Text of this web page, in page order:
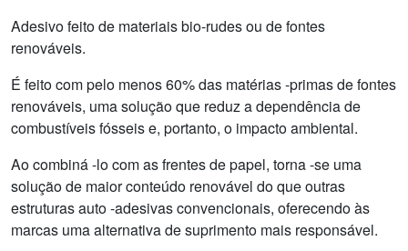
Adesivo feito de materiais bio-rudes ou de fontes
renováveis.
É feito com pelo menos 60% das matérias -primas de fontes
renováveis, uma solução que reduz a dependência de
combustíveis fósseis e, portanto, o impacto ambiental.
Ao combiná -lo com as frentes de papel, torna -se uma
solução de maior conteúdo renovável do que outras
estruturas auto -adesivas convencionais, oferecendo às
marcas uma alternativa de suprimento mais responsável.